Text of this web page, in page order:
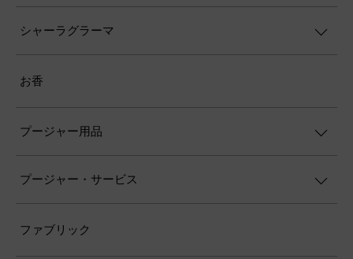
シャーラグラーマ
お香
プージャー用品
プージャー・サービス
ファブリック